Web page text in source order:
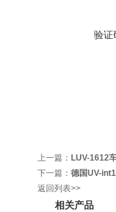
验证
上一篇： LUV-1612
下一篇： 德国UV-
返回列表>>
相关产品